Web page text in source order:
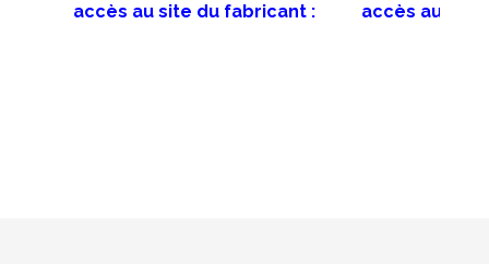
accès au site du fabricant :
accès au site